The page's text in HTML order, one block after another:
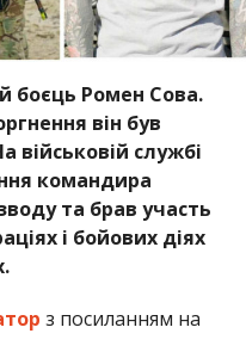
боєць Ромен Сова.
він був
військовій службі
командира
та брав участь
і бойових діях
з посиланням на